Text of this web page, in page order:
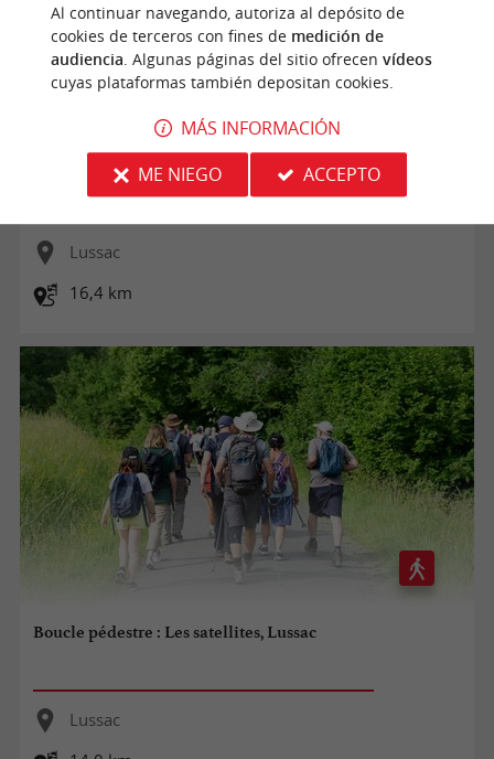
Boucle vélo: Histoire et patrimoine autour de Montagne
Lussac
16,4 km
Boucle pédestre : Les satellites, Lussac
Lussac
Al continuar navegando, autoriza al depósito de
cookies de terceros con fines de medición de
audiencia . Algunas páginas del sitio ofrecen vídeos
cuyas plataformas también depositan cookies.
MÁS INFORMACIÓN
ME NIEGO
ACCEPTO